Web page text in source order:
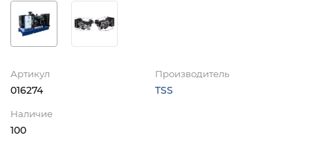
Артикул
016274
Производитель
TSS
Наличие
100